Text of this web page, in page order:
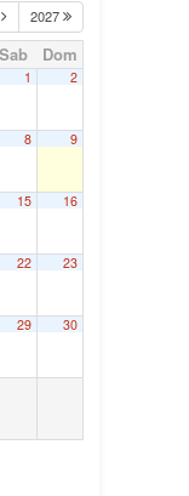
2027
Sab Dom
1 2
8 9
15 16
22 23
29 30